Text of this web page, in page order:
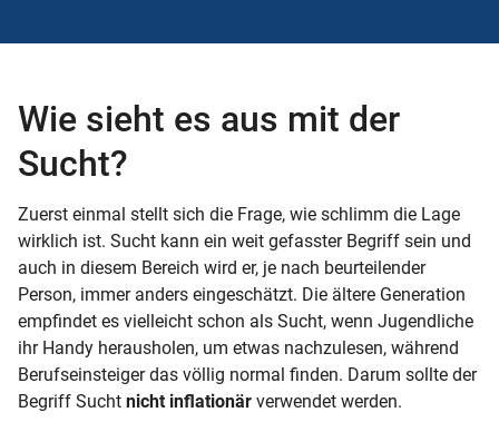
Wie sieht es aus mit der
Sucht?
Zuerst einmal stellt sich die Frage, wie schlimm die Lage
wirklich ist. Sucht kann ein weit gefasster Begriff sein und
auch in diesem Bereich wird er, je nach beurteilender
Person, immer anders eingeschätzt. Die ältere Generation
empfindet es vielleicht schon als Sucht, wenn Jugendliche
ihr Handy herausholen, um etwas nachzulesen, während
Berufseinsteiger das völlig normal finden. Darum sollte der
Begriff Sucht nicht inflationär verwendet werden.